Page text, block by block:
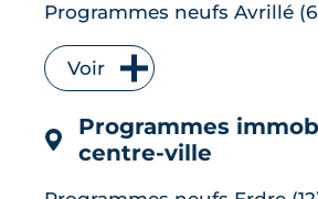
Programmes neufs Avrillé
Programmes neufs La
(6)
Programmes neufs Les
Programmes neufs Orvault
Programmes neufs Saint-
Voir
Programmes
centre-ville